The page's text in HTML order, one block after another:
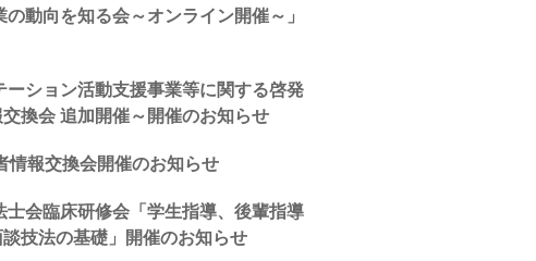
動向を知る会～オンライン開催～」
ション活動支援事業等に関する啓発
換会 追加開催～開催のお知らせ
情報交換会開催のお知らせ
会臨床研修会「学生指導、後輩指導
技法の基礎」開催のお知らせ